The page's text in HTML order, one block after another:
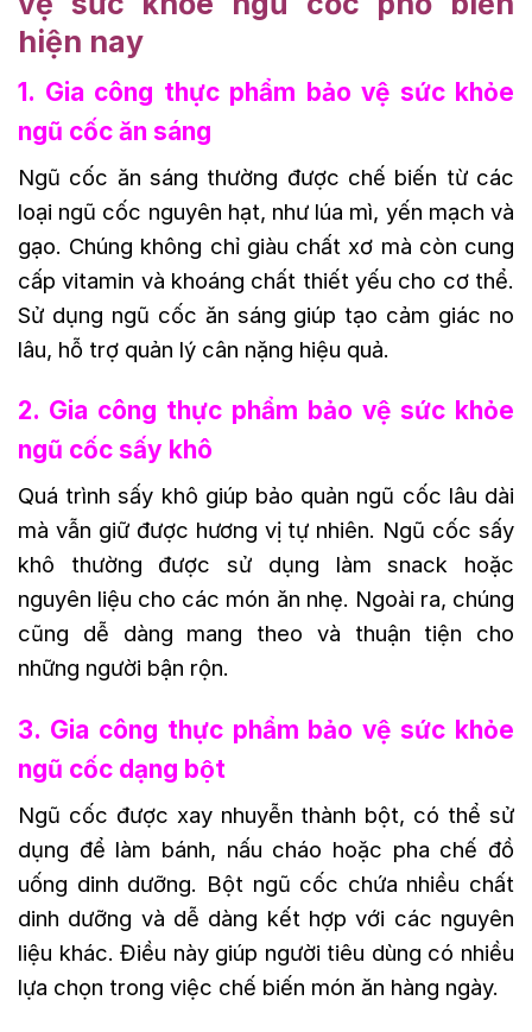
hiện nay
1. Gia công thực phẩm bảo vệ sức khỏe
ngũ cốc ăn sáng
Ngũ cốc ăn sáng thường được chế biến từ các
loại ngũ cốc nguyên hạt, như lúa mì, yến mạch và
gạo. Chúng không chỉ giàu chất xơ mà còn cung
cấp vitamin và khoáng chất thiết yếu cho cơ thể.
Sử dụng ngũ cốc ăn sáng giúp tạo cảm giác no
lâu, hỗ trợ quản lý cân nặng hiệu quả.
2. Gia công thực phẩm bảo vệ sức khỏe
ngũ cốc sấy khô
Quá trình sấy khô giúp bảo quản ngũ cốc lâu dài
mà vẫn giữ được hương vị tự nhiên. Ngũ cốc sấy
khô thường được sử dụng làm snack hoặc
nguyên liệu cho các món ăn nhẹ. Ngoài ra, chúng
cũng dễ dàng mang theo và thuận tiện cho
những người bận rộn.
3. Gia công thực phẩm bảo vệ sức khỏe
ngũ cốc dạng bột
Ngũ cốc được xay nhuyễn thành bột, có thể sử
dụng để làm bánh, nấu cháo hoặc pha chế đồ
uống dinh dưỡng. Bột ngũ cốc chứa nhiều chất
dinh dưỡng và dễ dàng kết hợp với các nguyên
liệu khác. Điều này giúp người tiêu dùng có nhiều
lựa chọn trong việc chế biến món ăn hàng ngày.